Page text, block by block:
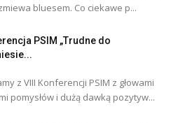
bluesem. Co ciekawe p...
PSIM „Trudne do
z VIII Konferencji PSIM z głowami
pomysłów i dużą dawką pozytyw...